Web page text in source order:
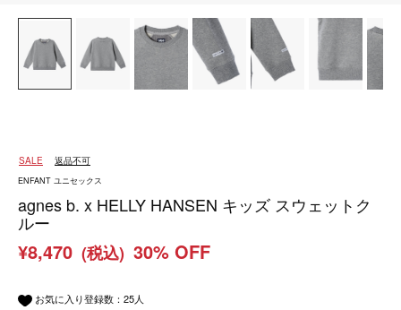
SALE 返品不可
ENFANT ユニセックス
agnes b. x HELLY HANSEN キッズ スウェットク
ルー
¥8,470 (税込) 30% OFF
お気に入り登録数： 25人